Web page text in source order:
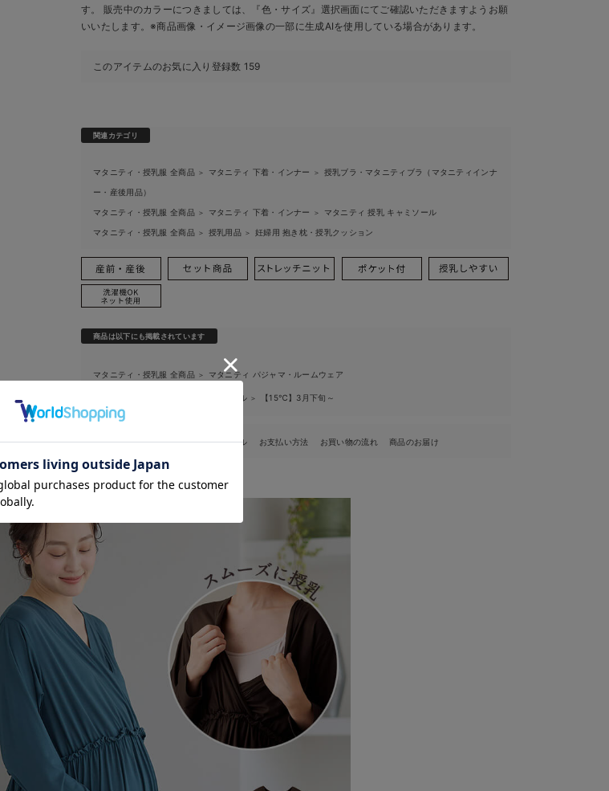
す。 販売中のカラーにつきましては、『色・サイズ』選択画面にてご確認いただきますようお願
いいたします。 ※商品画像・イメージ画像の一部に生成AIを使用している場合があります。
このアイテムのお気に入り登録数 159
関連カテゴリ
マタニティ・授乳服 全商品 ＞ マタニティ 下着・インナー ＞ 授乳ブラ・マタニティブラ（マタニティインナ
ー・産後用品）
マタニティ・授乳服 全商品 ＞ マタニティ 下着・インナー ＞ マタニティ 授乳 キャミソール
マタニティ・授乳服 全商品 ＞ 授乳用品 ＞ 妊婦用 抱き枕・授乳クッション
商品は以下にも掲載されています
マタニティ・授乳服 全商品 ＞ マタニティ パジャマ・ルームウェア
気温差別オススメアイテムセール ＞ 【15℃】3月下旬～
返品・交換 キャンセル お支払い方法 お買い物の流れ 商品のお届け
お気に入り商品を確認する